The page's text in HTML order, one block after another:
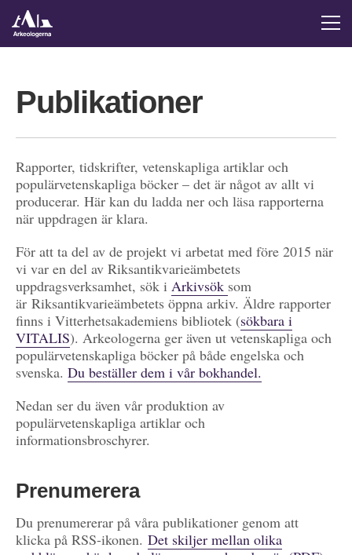
Publikationer
Rapporter, tidskrifter, vetenskapliga artiklar och
populärvetenskapliga böcker – det är något av allt vi
producerar. Här kan du ladda ner och läsa rapporterna
när uppdragen är klara.
För att ta del av de projekt vi arbetat med före 2015 när
vi var en del av Riksantikvarieämbetets
uppdragsverksamhet, sök i Arkivsök som
är Riksantikvarieämbetets öppna arkiv. Äldre rapporter
finns i Vitterhetsakademiens bibliotek (sökbara i
VITALIS). Arkeologerna ger även ut vetenskapliga och
populärvetenskapliga böcker på både engelska och
svenska. Du beställer dem i vår bokhandel.
Nedan ser du även vår produktion av
populärvetenskapliga artiklar och
informationsbroschyrer.
Prenumerera
Du prenumererar på våra publikationer genom att
klicka på RSS-ikonen. Det skiljer mellan olika